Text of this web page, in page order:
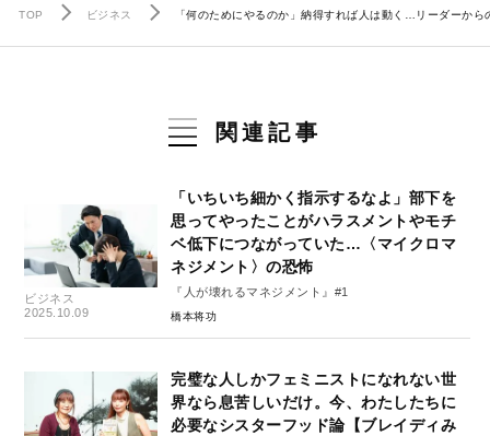
TOP ビジネス 「何のためにやるのか」納得すれば人は動く…リーダーか
関連記事
ビジネス
2025.10.09
「いちいち細かく指示するなよ」部下を
思ってやったことがハラスメントやモチ
ベ低下につながっていた…〈マイクロマ
ネジメント〉の恐怖
『人が壊れるマネジメント』#1
橋本将功
完璧な人しかフェミニストになれない世
界なら息苦しいだけ。今、わたしたちに
必要なシスターフッド論【ブレイディみ